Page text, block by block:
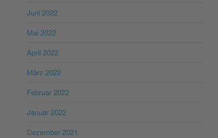
Juni 2022
Mai 2022
April 2022
März 2022
Februar 2022
Januar 2022
Dezember 2021